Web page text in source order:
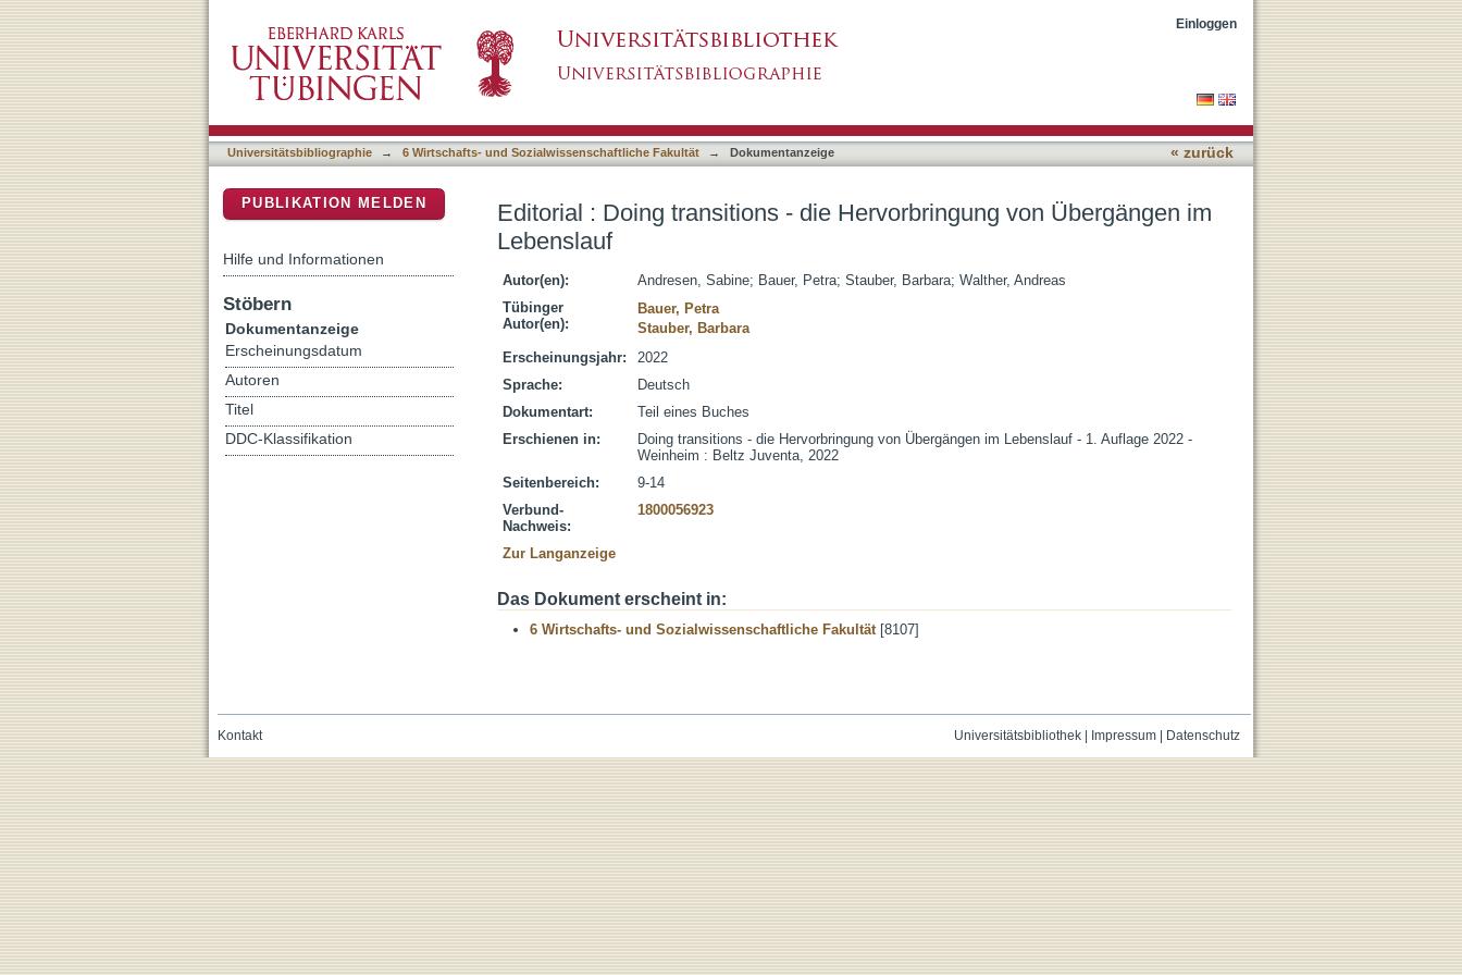
Einloggen
Universitätsbibliographie → 6 Wirtschafts- und Sozialwissenschaftliche Fakultät → Dokumentanzeige « zurück
Editorial : Doing transitions - die Hervorbringung von Übergängen im
Lebenslauf
Autor(en): Andresen, Sabine; Bauer, Petra; Stauber, Barbara; Walther, Andreas
Tübinger
Autor(en):
Bauer, Petra
Stauber, Barbara
Erscheinungsjahr:
2022
Sprache:
Deutsch
Dokumentart:
Teil eines Buches
Erschienen in:
Doing transitions - die Hervorbringung von Übergängen im Lebenslauf - 1. Auflage 2022 -
Weinheim : Beltz Juventa, 2022
Seitenbereich:
9-14
Verbund-
Nachweis:
1800056923
Zur Langanzeige
Das Dokument erscheint in:
6 Wirtschafts- und Sozialwissenschaftliche Fakultät[8107]
PUBLIKATION MELDEN
Hilfe und Informationen
Stöbern
Dokumentanzeige
Erscheinungsdatum
Autoren
Titel
DDC-Klassifikation
Universitätsbibliothek| Impressum| Datenschutz
Kontakt